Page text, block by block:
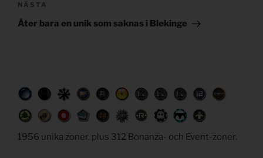
Nästa
inlägg
NÄSTA
Åter bara en unik som saknas i Blekinge
1956 unika zoner, plus 312 Bonanza- och Event-zoner.